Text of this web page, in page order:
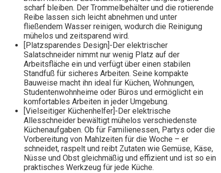
scharf bleiben. Der Trommelbehälter und die rotierende
Reibe lassen sich leicht abnehmen und unter
fließendem Wasser reinigen, wodurch die Reinigung
mühelos und zeitsparend wird.
[Platzsparendes Design]-Der elektrischer
Salatschneider nimmt nur wenig Platz auf der
Arbeitsfläche ein und verfügt über einen stabilen
Standfuß für sicheres Arbeiten. Seine kompakte
Bauweise macht ihn ideal für Küchen, Wohnungen,
Studentenwohnheime oder Büros und ermöglicht ein
komfortables Arbeiten in jeder Umgebung.
[Vielseitiger Küchenhelfer]-Der elektrische
Allesschneider bewältigt mühelos verschiedenste
Küchenaufgaben. Ob für Familienessen, Partys oder die
Vorbereitung von Mahlzeiten für die Woche – er
schneidet, raspelt und reibt Zutaten wie Gemüse, Käse,
Nüsse und Obst gleichmäßig und effizient und ist so ein
praktisches Werkzeug für jede Küche.